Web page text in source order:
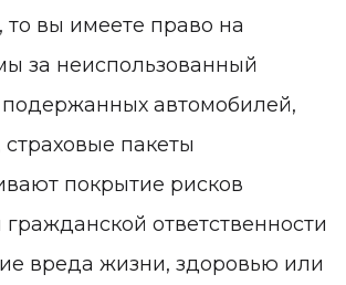
то вы имеете право на
за неиспользованный
автомобилей,
пакеты
покрытие рисков
ответственности
вреда жизни, здоровью или